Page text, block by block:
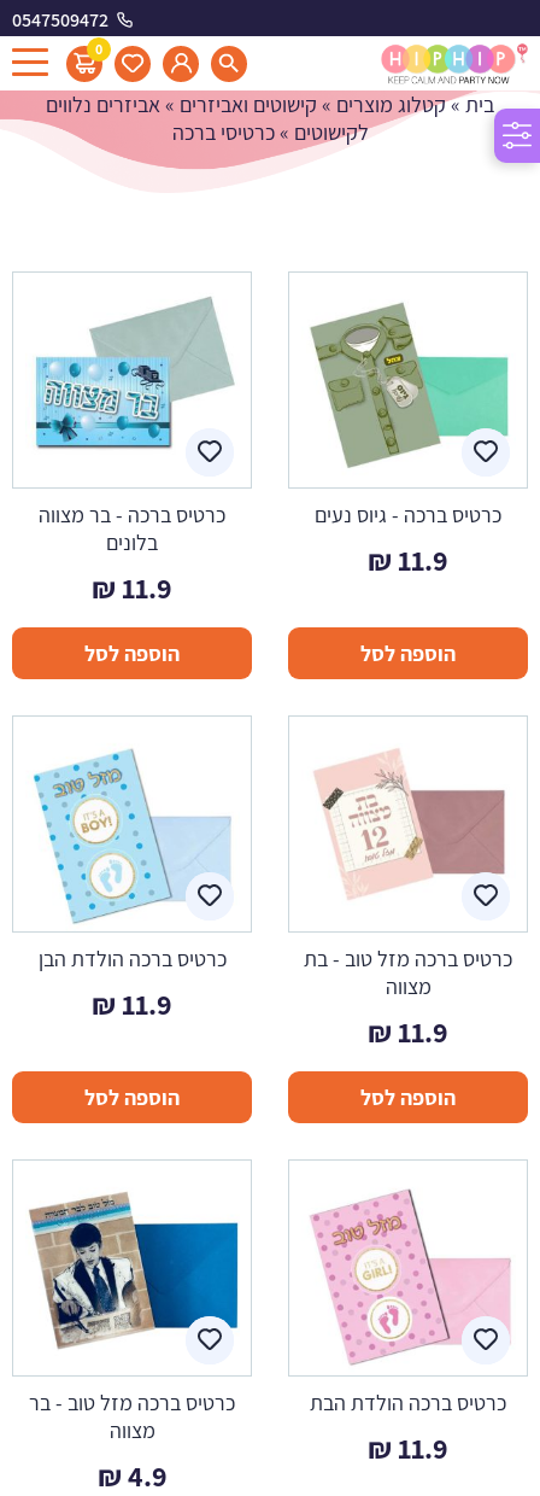
0547509472
0 כרטיסי ברכה
בית»קטלוג מוצרים » קישוטים ואביזרים »אביזרים נלווים
לקישוטים »כרטיסי ברכה
כרטיס ברכה - גיוס נעים
11.9
₪
הוספה לסל
כרטיס ברכה - בר מצווה
בלונים
11.9
₪
הוספה לסל
כרטיס ברכה מזל טוב - בת
מצווה
11.9
₪
הוספה לסל
כרטיס ברכה הולדת הבן
11.9
₪
הוספה לסל
כרטיס ברכה הולדת הבת
11.9
₪
כרטיס ברכה מזל טוב - בר
מצווה
4.9
₪